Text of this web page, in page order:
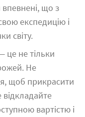
що з
експедицію і
світу.
не тільки
Не
щоб прикрасити
вартістю і